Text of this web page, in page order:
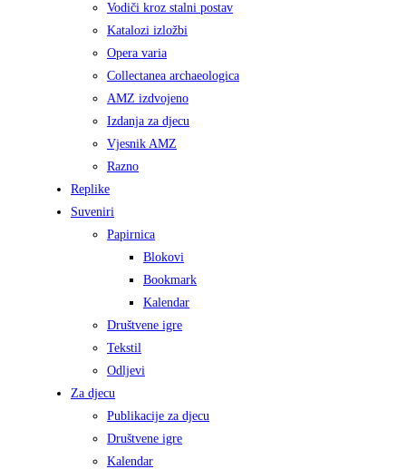
Vodiči kroz stalni postav
Katalozi izložbi
Opera varia
Collectanea archaeologica
AMZ izdvojeno
Izdanja za djecu
Vjesnik AMZ
Razno
Replike
Suveniri
Papirnica
Blokovi
Bookmark
Kalendar
Društvene igre
Tekstil
Odljevi
Za djecu
Publikacije za djecu
Društvene igre
Kalendar